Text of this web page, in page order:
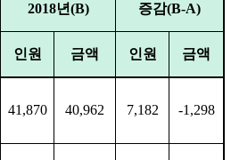
2018년(B) 증감(B-A)
인원 금액 인원 금액
41,870 40,962 7,182 -1,298